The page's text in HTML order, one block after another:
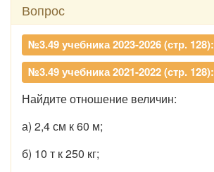
Вопрос
№3.49 учебника 2023-2026 (стр. 128):
№3.49 учебника 2021-2022 (стр. 128):
Найдите отношение величин:
а) 2,4 см к 60 м;
б) 10 т к 250 кг;